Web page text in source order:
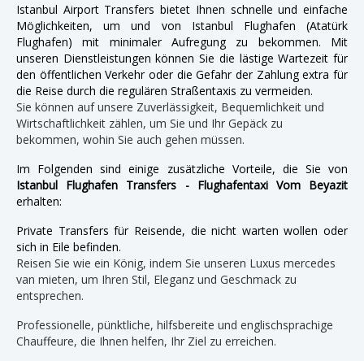
Istanbul Airport Transfers bietet Ihnen schnelle und einfache
Möglichkeiten, um und von Istanbul Flughafen (Atatürk
Flughafen) mit minimaler Aufregung zu bekommen. Mit
unseren Dienstleistungen können Sie die lästige Wartezeit für
den öffentlichen Verkehr oder die Gefahr der Zahlung extra für
die Reise durch die regulären Straßentaxis zu vermeiden.
Sie können auf unsere Zuverlässigkeit, Bequemlichkeit und
Wirtschaftlichkeit zählen, um Sie und Ihr Gepäck zu
bekommen, wohin Sie auch gehen müssen.
Im Folgenden sind einige zusätzliche Vorteile, die Sie von
Istanbul Flughafen Transfers - Flughafentaxi Vom Beyazit
erhalten:
Private Transfers für Reisende, die nicht warten wollen oder
sich in Eile befinden.
Reisen Sie wie ein König, indem Sie unseren Luxus mercedes
van mieten, um Ihren Stil, Eleganz und Geschmack zu
entsprechen.
Professionelle, pünktliche, hilfsbereite und englischsprachige
Chauffeure, die Ihnen helfen, Ihr Ziel zu erreichen.